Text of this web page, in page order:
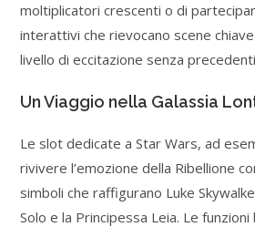
moltiplicatori crescenti o di
interattivi che rievocano scene
livello di eccitazione senza
Un Viaggio nella Galassia
Le slot dedicate a Star Wars, ad
rivivere l’emozione della Ribellione
simboli che raffigurano Luke
Solo e la Principessa Leia. Le